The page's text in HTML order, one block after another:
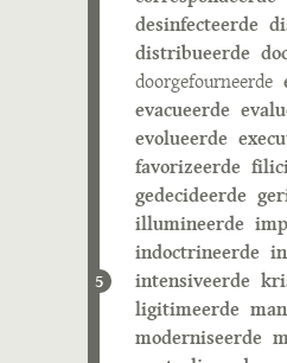
5
desinfecteerde
distribueerde
doorgefourneerde
evacueerde
evolueerde
favorizeerde
gedecideerde
illumineerde
indoctrineerde
intensiveerde
ligitimeerde
moderniseerde